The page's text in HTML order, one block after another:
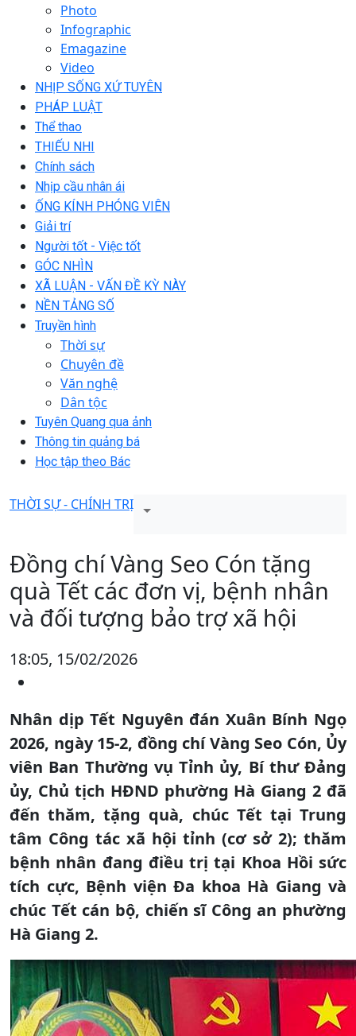
Photo
Infographic
Emagazine
Video
NHỊP SỐNG XỨ TUYÊN
PHÁP LUẬT
Thể thao
THIẾU NHI
Chính sách
Nhịp cầu nhân ái
ỐNG KÍNH PHÓNG VIÊN
Giải trí
Người tốt - Việc tốt
GÓC NHÌN
XÃ LUẬN - VẤN ĐỀ KỲ NÀY
NỀN TẢNG SỐ
Truyền hình
Thời sự
Chuyên đề
Văn nghệ
Dân tộc
Tuyên Quang qua ảnh
Thông tin quảng bá
Học tập theo Bác
THỜI SỰ - CHÍNH TRỊ
Đồng chí Vàng Seo Cón tặng
quà Tết các đơn vị, bệnh nhân
và đối tượng bảo trợ xã hội
18:05, 15/02/2026
Nhân dịp Tết Nguyên đán Xuân Bính Ngọ
2026, ngày 15-2, đồng chí Vàng Seo Cón, Ủy
viên Ban Thường vụ Tỉnh ủy, Bí thư Đảng
ủy, Chủ tịch HĐND phường Hà Giang 2 đã
đến thăm, tặng quà, chúc Tết tại Trung
tâm Công tác xã hội tỉnh (cơ sở 2); thăm
bệnh nhân đang điều trị tại Khoa Hồi sức
tích cực, Bệnh viện Đa khoa Hà Giang và
chúc Tết cán bộ, chiến sĩ Công an phường
Hà Giang 2.